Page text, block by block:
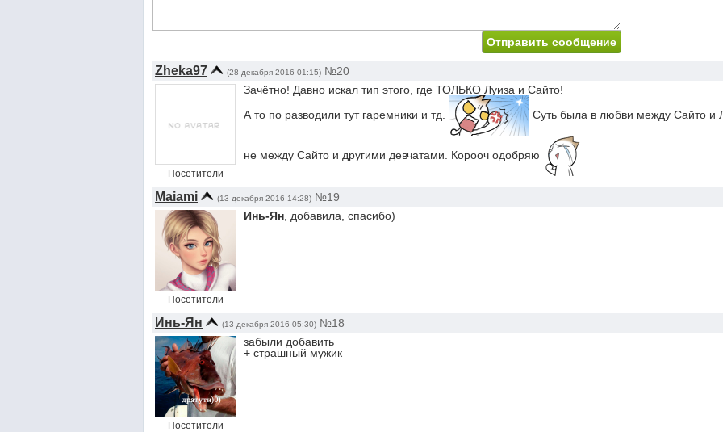
Zheka97 (28 декабря 2016 01:15) №20
Посетители
Зачётно! Давно искал тип этого, где ТОЛЬКО Луиза и Сайто!
А то по разводили тут гаремники и тд.
Суть была в любви между Сайто и
не между Сайто и другими девчатами. Корооч одобряю
Maiami (13 декабря 2016 14:28) №19
Посетители
Инь-Ян , добавила, спасибо)
Инь-Ян (13 декабря 2016 05:30) №18
Посетители
забыли добавить
+ страшный мужик